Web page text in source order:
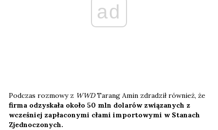
ad
Podczas rozmowy z WWDTarang Amin zdradził również, że
firma odzyskała około 50 mln dolarów związanych z
wcześniej zapłaconymi cłami importowymi w Stanach
Zjednoczonych.